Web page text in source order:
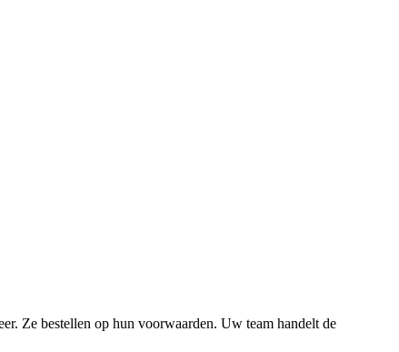
Ze bestellen op hun voorwaarden. Uw team handelt de